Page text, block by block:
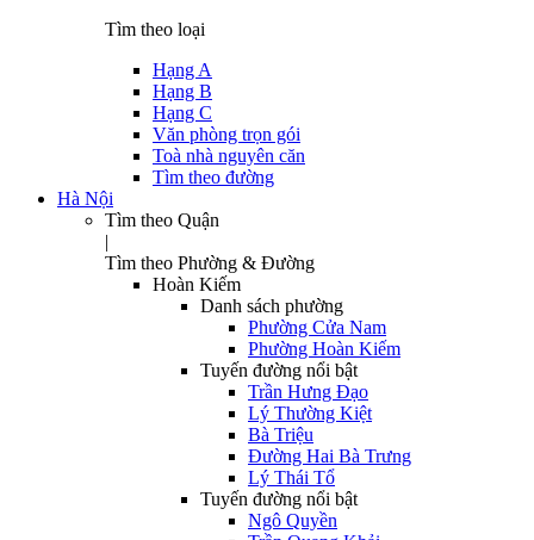
Tìm theo loại
Hạng A
Hạng B
Hạng C
Văn phòng trọn gói
Toà nhà nguyên căn
Tìm theo đường
Hà Nội
Tìm theo Quận
|
Tìm theo Phường & Đường
Hoàn Kiếm
Danh sách phường
Phường Cửa Nam
Phường Hoàn Kiếm
Tuyến đường nổi bật
Trần Hưng Đạo
Lý Thường Kiệt
Bà Triệu
Đường Hai Bà Trưng
Lý Thái Tổ
Tuyến đường nổi bật
Ngô Quyền